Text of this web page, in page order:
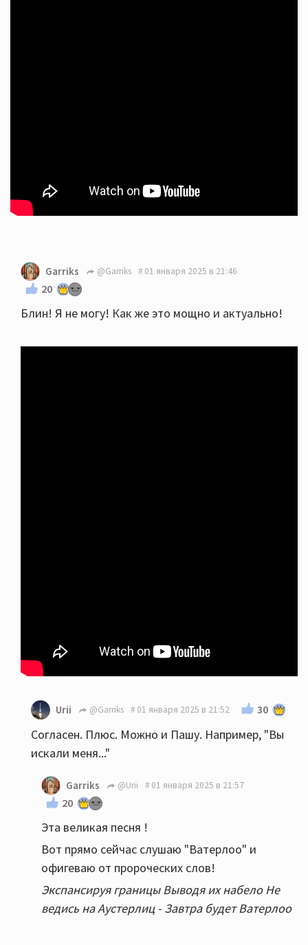
Garriks @Garriks 01 января 2025 в 21:46
20
Блин! Я не могу! Как же это мощно и актуально!
Urii @Garriks 01 января 2025 в 21:52 30
Согласен. Плюс. Можно и Пашу. Например, "Вы
искали меня..."
Garriks @Urii 01 января 2025 в 21:57
20
Эта великая песня !
Вот прямо сейчас слушаю "Ватерлоо" и
офигеваю от пророческих слов!
Экспансируя границы Выводя их набело Не
ведись на Аустерлиц - Завтра будет Ватерлоо